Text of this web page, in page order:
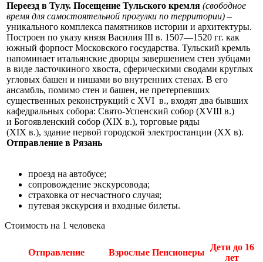
Переезд в Тулу. Посещение Тульского кремля (свободное
время для самостоятельной прогулки по территории) –
уникального комплекса памятников истории и архитектуры.
Построен по указу князя Василия III в. 1507—1520 гг. как
южный форпост Московского государства. Тульский кремль
напоминает итальянские дворцы завершением стен зубцами
в виде ласточкиного хвоста, сферическими сводами круглых
угловых башен и нишами во внутренних стенах. В его
ансамбль, помимо стен и башен, не претерпевших
существенных реконструкций с XVI в., входят два бывших
кафедральных собора: Свято-Успенский собор (XVIII в.)
и Богоявленский собор (XIX в.), торговые ряды
(XIX в.), здание первой городской электростанции (XX в).
Отправление в Рязань
проезд на автобусе;
сопровождение экскурсовода;
страховка от несчастного случая;
путевая экскурсия и входные билеты.
Стоимость на 1 человека
Отправление Взрослые Пенсионеры
Дети до 16
лет